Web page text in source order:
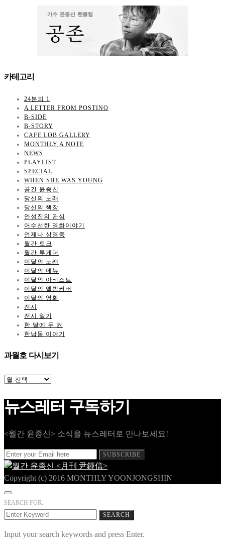
카테고리
24분의 1
A LETTER FROM POSTINO
B-SIDE
B-STORY
CAFE LOB GALLERY
MONTHLY A NOTE
NEWS
PLAYLIST
SPECIAL
WHEN SHE WAS YOUNG
공간 윤종신
당신의 노래
당신의 책장
안성진의 관심
어수선한 영화이야기
언제나 상영중
월간 토크
월간 투게더
이달의 노래
이달의 메뉴
이달의 아티스트
이달의 앨범커버
이달의 영화
전시
전시 일기
한 달에 두 권
한남동 이야기
과월호 다시보기
과
다
시
기
뉴스레터 구독하기
<월간 윤종신> 소식을 뉴스레터로 만나보세요!
SUBSCRIBE
Copyright (c) 2016 MONTHLY YOONJONGSHIN
SEARCH FOR:
SEARCH
Input your search keywords and press Enter.